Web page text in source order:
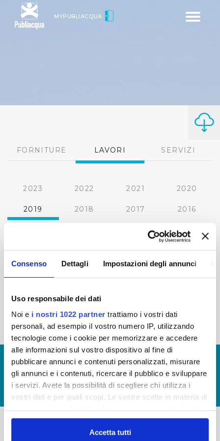
Consenso Dettagli Impostazioni degli annunci
Uso responsabile dei dati
Noi e i nostri 1022 partner trattiamo i vostri dati
personali, ad esempio il vostro numero IP, utilizzando
tecnologie come i cookie per memorizzare e accedere
alle informazioni sul vostro dispositivo al fine di
pubblicare annunci e contenuti personalizzati, misurare
gli annunci e i contenuti, ricercare il pubblico e sviluppare
i servizi. Avete la possibilità di scegliere chi utilizza i
vostri dati e per quali scopi. Le vostre scelte in materia di
in cui avete effettuato le vostre scelte. È possibile
modificare o revocare il proprio consenso in qualsiasi
Accetta tutti
Toggle
MYPUBLIACQUA
FORNITURE LAVORI SERVIZI
2023 2022 2021 2020
2019 2018 2017 2016
2012
2011 2010 2009 2008
« prima ‹ precedente 2 3
© Copyright 2017 - 2026
GLOSSARIO
GIUDICA IL SERVIZIO
LAVORA CON NOI